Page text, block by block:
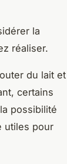
la
réaliser.
du lait et
certains
possibilité
utiles pour